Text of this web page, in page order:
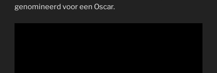
genomineerd voor een Oscar.